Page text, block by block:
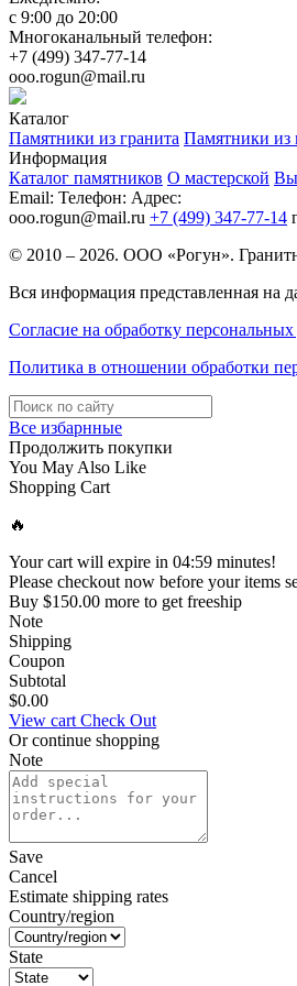
с 9:00 до 20:00
Многоканальный телефон:
+7 (499) 347-77-14
ooo.rogun@mail.ru
Каталог
Памятники из гранита Памятники из
Информация
Каталог памятников О мастерской
Email: Телефон: Адрес:
ooo.rogun@mail.ru +7 (499) 347-77-14
© 2010 – 2026. ООО «Рогун».
Вся информация представленная на
Согласие на обработку
Политика в отношении обработки
Все избарнные
Продолжить покупки
You May Also Like
Shopping Cart
🔥
Your cart will expire in 04:59 minutes!
Please checkout now before your items
Buy $150.00 more to get freeship
Note
Shipping
Coupon
Subtotal
$0.00
View cart Check Out
Or continue shopping
Note
Save
Cancel
Estimate shipping rates
Country/region
State